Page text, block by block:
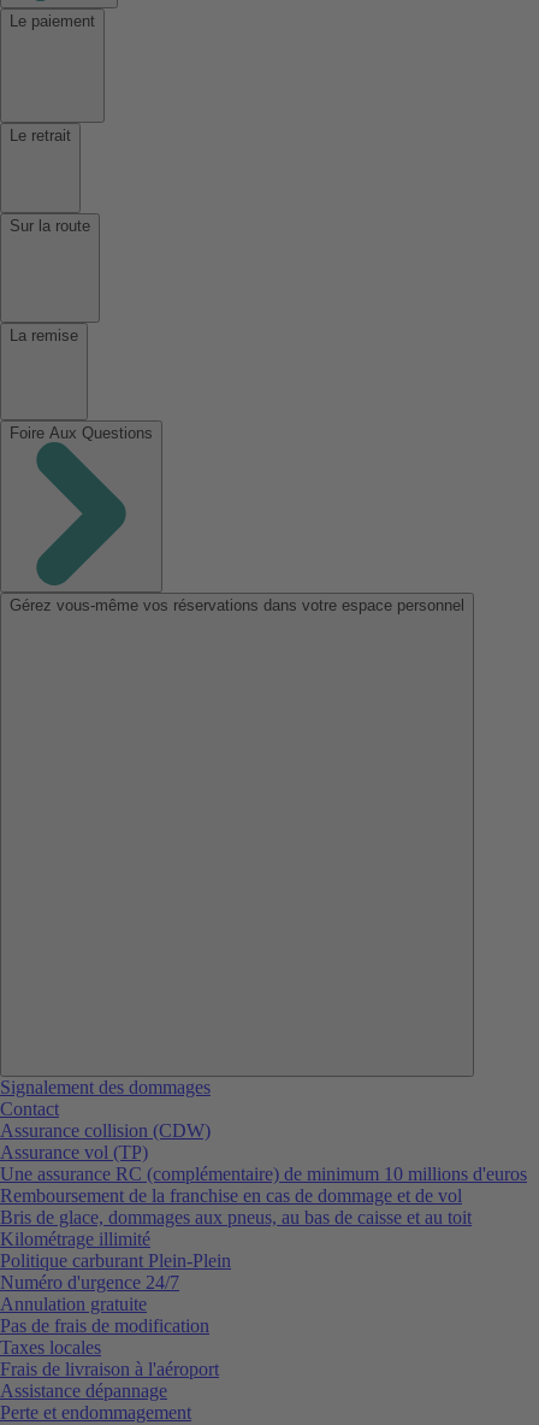
Le paiement
Le retrait
Sur la route
La remise
Foire Aux Questions
Gérez vous-même vos réservations dans votre espace personnel
Signalement des dommages
Contact
Assurance collision (CDW)
Assurance vol (TP)
Une assurance RC (complémentaire) de minimum 10 millions d'euros
Remboursement de la franchise en cas de dommage et de vol
Bris de glace, dommages aux pneus, au bas de caisse et au toit
Kilométrage illimité
Politique carburant Plein-Plein
Numéro d'urgence 24/7
Annulation gratuite
Pas de frais de modification
Taxes locales
Frais de livraison à l'aéroport
Assistance dépannage
Perte et endommagement